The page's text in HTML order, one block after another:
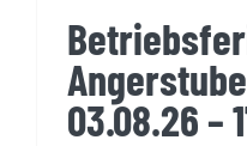
Angerstube
03.08.26 –